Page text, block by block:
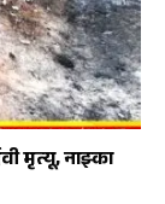
मृत्यू, नाझ्का